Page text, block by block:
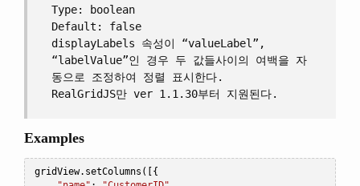
Type: boolean
Default: false
displayLabels 속성이 “valueLabel”,
“labelValue”인 경우 두 값들사이의 여백을 자
동으로 조정하여 정렬 표시한다.
RealGridJS만 ver 1.1.30부터 지원된다.
Examples
gridView. setColumns ([{